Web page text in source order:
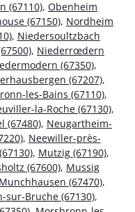
(67110), Obenheim
(67150), Nordheim
, Niedersoultzbach
, Niederrœdern
(67350),
(67207),
les-Bains (67110),
la-Roche (67130),
(67480), Neugartheim-
, Neewiller-près-
, Mutzig (67190),
(67600), Mussig
Munchhausen (67470),
sur-Bruche (67130),